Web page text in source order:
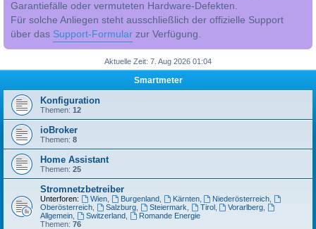
Garantiefälle oder vermuteten Hardware-Defekten.
Für solche Anliegen steht ausschließlich der offizielle Support
über das Support-Formular zur Verfügung.
Aktuelle Zeit: 7. Aug 2026 01:04
Smartmeter
Konfiguration
Themen: 12
ioBroker
Themen: 8
Home Assistant
Themen: 25
Stromnetzbetreiber
Unterforen: Wien, Burgenland, Kärnten, Niederösterreich
Oberösterreich
Salzburg, Steiermark Tirol, Vorarlberg
Allgemein
Switzerland,
Romande Energie
Themen: 76